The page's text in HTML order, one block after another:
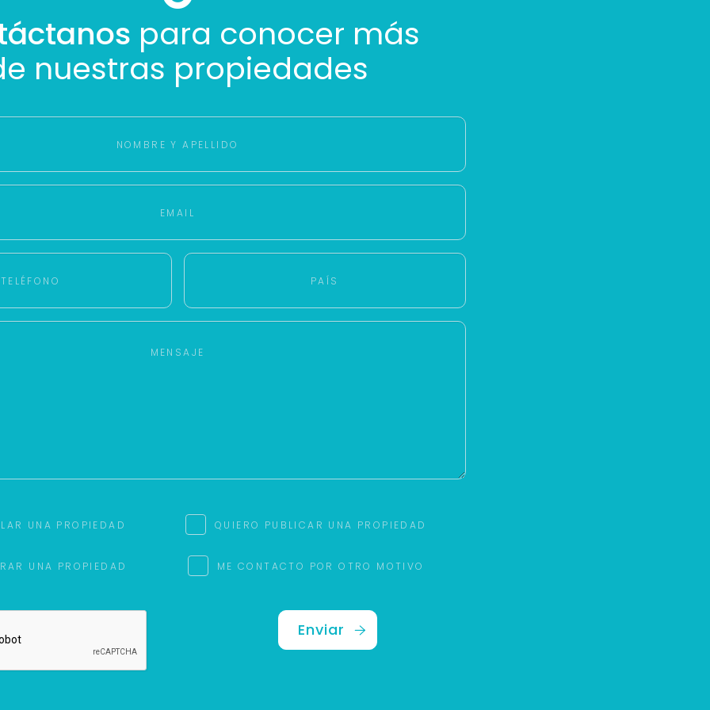
para conocer más
nuestras propiedades
UNA PROPIEDAD QUIERO PUBLICAR UNA PROPIEDAD
UNA PROPIEDAD ME CONTACTO POR OTRO MOTIVO
Enviar